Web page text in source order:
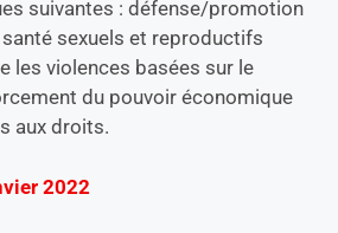
suivantes : défense/promotion
sexuels et reproductifs
les violences basées sur le
du pouvoir économique
aux droits.
2022